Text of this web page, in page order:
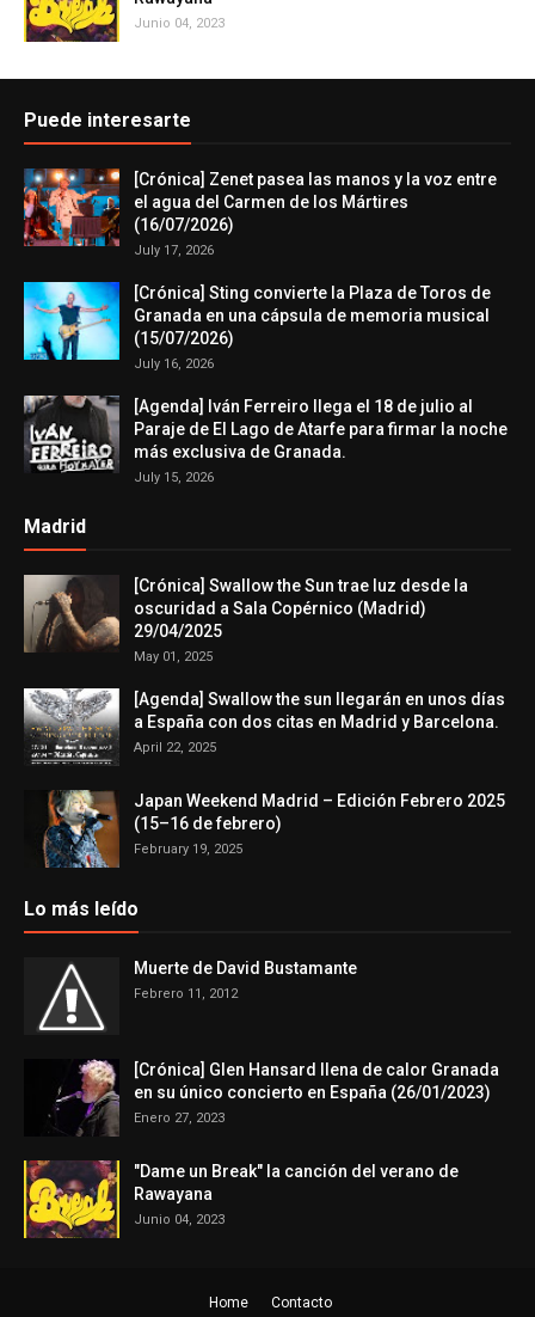
Junio 04, 2023
Puede interesarte
[Crónica] Zenet pasea las manos y la voz entre
el agua del Carmen de los Mártires
(16/07/2026)
July 17, 2026
[Crónica] Sting convierte la Plaza de Toros de
Granada en una cápsula de memoria musical
(15/07/2026)
July 16, 2026
[Agenda] Iván Ferreiro llega el 18 de julio al
Paraje de El Lago de Atarfe para firmar la noche
más exclusiva de Granada.
July 15, 2026
Madrid
[Crónica] Swallow the Sun trae luz desde la
oscuridad a Sala Copérnico (Madrid)
29/04/2025
May 01, 2025
[Agenda] Swallow the sun llegarán en unos días
a España con dos citas en Madrid y Barcelona.
April 22, 2025
Japan Weekend Madrid – Edición Febrero 2025
(15–16 de febrero)
February 19, 2025
Lo más leído
Muerte de David Bustamante
Febrero 11, 2012
[Crónica] Glen Hansard llena de calor Granada
en su único concierto en España (26/01/2023)
Enero 27, 2023
"Dame un Break" la canción del verano de
Rawayana
Junio 04, 2023
Home Contacto